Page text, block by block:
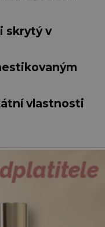
skrytý v
vlastnosti